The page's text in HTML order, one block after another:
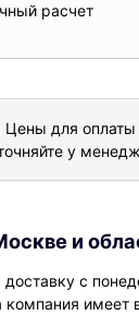
расчет
Цены для оплаты
у
и
с
имеет